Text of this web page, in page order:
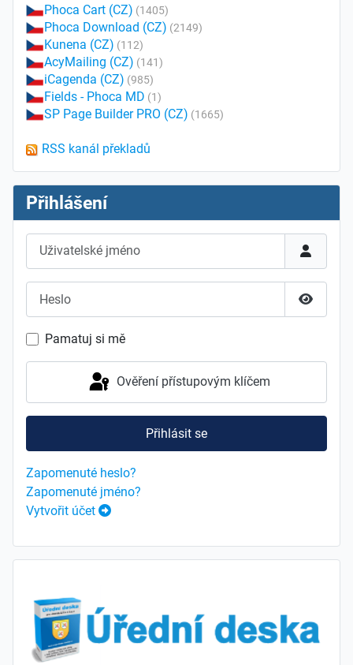
Phoca Cart (CZ) (1405)
Phoca Download (CZ) (2149)
Kunena (CZ) (112)
AcyMailing (CZ) (141)
iCagenda (CZ) (985)
Fields - Phoca MD (1)
SP Page Builder PRO (CZ) (1665)
RSS kanál překladů
Přihlášení
Uživatelské jméno
Pamatuj si mě
Ověření přístupovým klíčem
Přihlásit se
Zapomenuté heslo?
Zapomenuté jméno?
Vytvořit účet